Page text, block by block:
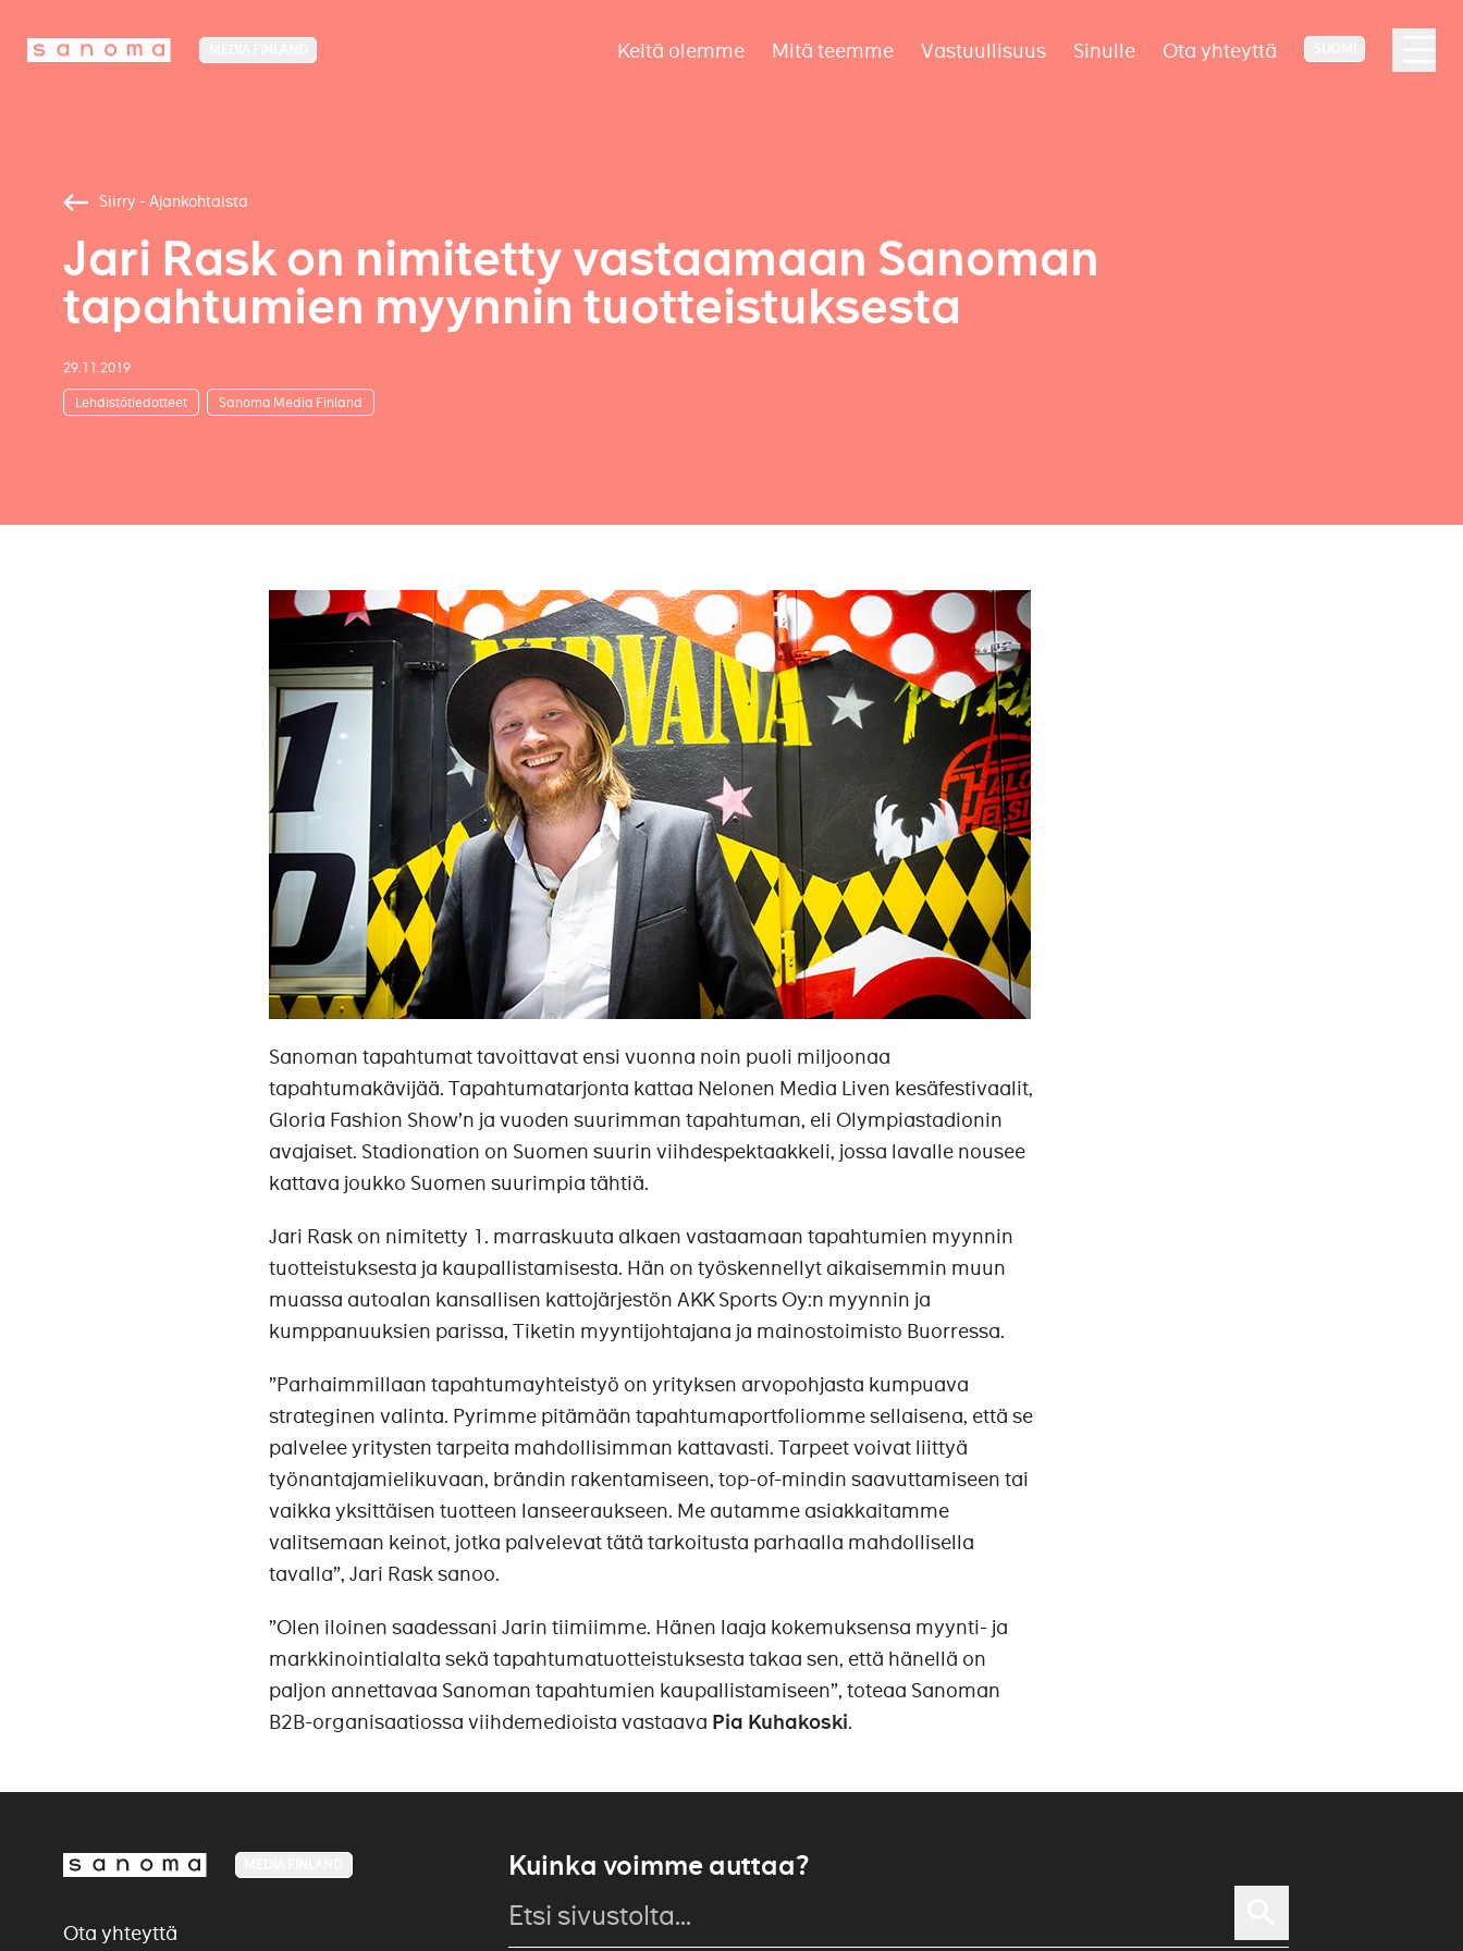
Keitä olemme Mitä teemme Vastuullisuus Sinulle Ota yhteyttä
Siirry - Ajankohtaista
Jari Rask on nimitetty vastaamaan Sanoman
tapahtumien myynnin tuotteistuksesta
29.11.2019
Lehdistötiedotteet Sanoma Media Finland
Sanoman tapahtumat tavoittavat ensi vuonna noin puoli miljoonaa
tapahtumakävijää. Tapahtumatarjonta kattaa Nelonen Media Liven kesäfestivaalit,
Gloria Fashion Show’n ja vuoden suurimman tapahtuman, eli Olympiastadionin
avajaiset. Stadionation on Suomen suurin viihdespektaakkeli, jossa lavalle nousee
kattava joukko Suomen suurimpia tähtiä.
Jari Rask on nimitetty 1. marraskuuta alkaen vastaamaan tapahtumien myynnin
tuotteistuksesta ja kaupallistamisesta. Hän on työskennellyt aikaisemmin muun
muassa autoalan kansallisen kattojärjestön AKK Sports Oy:n myynnin ja
kumppanuuksien parissa, Tiketin myyntijohtajana ja mainostoimisto Buorressa.
”Parhaimmillaan tapahtumayhteistyö on yrityksen arvopohjasta kumpuava
strateginen valinta. Pyrimme pitämään tapahtumaportfoliomme sellaisena, että se
palvelee yritysten tarpeita mahdollisimman kattavasti. Tarpeet voivat liittyä
työnantajamielikuvaan, brändin rakentamiseen, top-of-mindin saavuttamiseen tai
vaikka yksittäisen tuotteen lanseeraukseen. Me autamme asiakkaitamme
valitsemaan keinot, jotka palvelevat tätä tarkoitusta parhaalla mahdollisella
tavalla”, Jari Rask sanoo.
”Olen iloinen saadessani Jarin tiimiimme. Hänen laaja kokemuksensa myynti- ja
markkinointialalta sekä tapahtumatuotteistuksesta takaa sen, että hänellä on
paljon annettavaa Sanoman tapahtumien kaupallistamiseen”, toteaa Sanoman
B2B-organisaatiossa viihdemedioista vastaava Pia Kuhakoski.
Kuinka voimme auttaa?
Ota yhteyttä